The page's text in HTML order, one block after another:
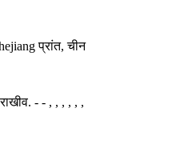
प्रांत, चीन
- - , , , , , ,